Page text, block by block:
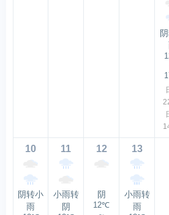
10
阴转小
雨
11
小雨转
阴
12
阴
12℃
13
小雨转
雨